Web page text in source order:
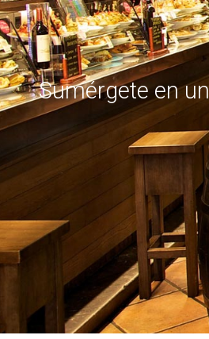
Sumérgete en